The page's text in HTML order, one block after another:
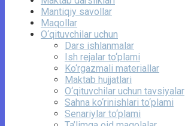
Mantiqiy savollar
Maqollar
O‘qituvchilar uchun
Dars ishlanmalar
Ish rejalar to‘plami
Ko‘rgazmali materiallar
Maktab hujjatlari
O‘qituvchilar uchun tavsiyalar
Sahna ko‘rinishlari to‘plami
Senariylar to‘plami